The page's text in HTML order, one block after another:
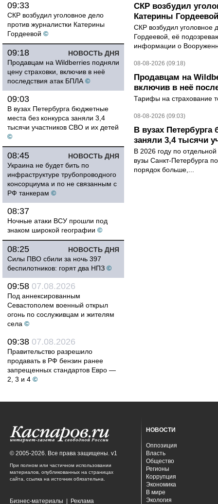
09:33
СКР возбудил уголовное дело
против журналистки Катерины
Гордеевой ©
НОВОСТЬ ДНЯ
09:18
Продавцам на Wildberries подняли
цену страховки, включив в неё
последствия атак БПЛА ©
09:03
В вузах Петербурга бюджетные
места без конкурса заняли 3,4
тысячи участников СВО и их детей
©
НОВОСТЬ ДНЯ
08:45
Украина не будет бить по
инфраструктуре трубопроводного
консорциума и по не связанным с
РФ танкерам ©
08:37
Ночные атаки ВСУ прошли под
знаком широкой географии ©
НОВОСТЬ ДНЯ
08:25
Силы ПВО сбили за ночь 397
беспилотников: горят два НПЗ ©
09:58 07.08.2026
Под аннексированным
Севастополем военный открыл
огонь по сослуживцам и жителям
села ©
09:38 07.08.2026
Правительство разрешило
продавать в РФ бензин ранее
запрещенных стандартов Евро —
2, 3 и 4 ©
СКР возбудил
Катерины Гордеевой
СКР возбудил уголовное
Гордеевой, её
информации о
08-08-2026 (09:18)
Продавцам на
включив в неё
Тарифы на страхование
08-08-2026 (09:03)
В вузах
заняли 3,4 тысячи
В 2026 году по
вузы Санкт-Петербурга
порядок больше,...
© 2005-2026. Все права защищены. v1
При полном или частичном использовании
материалов, опубликованных на страницах
сайта, ссылка на источник обязательна.
Бизнес-материалы Реклама
НОВОСТИ
Оппозиция
Власть
Общество
Регионы
Коррупция
Экономика
В мире
Экология